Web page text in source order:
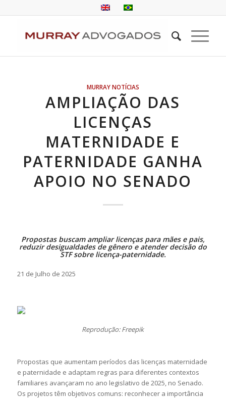
MURRAY NOTÍCIAS
AMPLIAÇÃO DAS
LICENÇAS
MATERNIDADE E
PATERNIDADE GANHA
APOIO NO SENADO
Propostas buscam ampliar licenças para mães e pais,
reduzir desigualdades de gênero e atender decisão do
STF sobre licença-paternidade.
21 de Julho de 2025
Reprodução: Freepik
Propostas que aumentam períodos das licenças maternidade
e paternidade e adaptam regras para diferentes contextos
familiares avançaram no ano legislativo de 2025, no Senado.
Os projetos têm objetivos comuns: reconhecer a importância